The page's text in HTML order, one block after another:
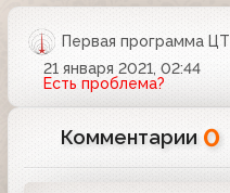
Первая программа ЦТ
21 января 2021, 02:44
Есть проблема?
Комментарии 0